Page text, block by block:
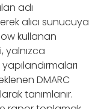
adı
alıcı sunucuya
kullanan
yalnızca
DMARC
tanımlanır.